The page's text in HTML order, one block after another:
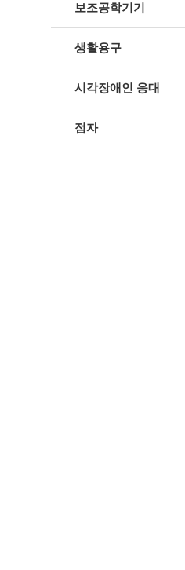
보조공학기기
생활용구
시각장애인 응대
점자